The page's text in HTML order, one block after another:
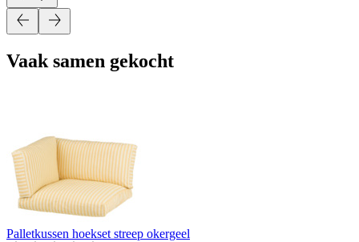
Vaak samen gekocht
Palletkussen hoekset streep okergeel